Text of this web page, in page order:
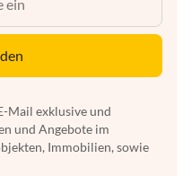
Mail exklusive und
und Angebote im
Immobilien, sowie